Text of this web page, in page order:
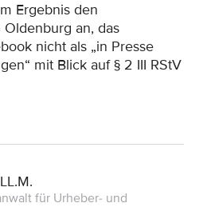
Ergebnis den
an, das
nicht als „in Presse
mit Blick auf § 2 III RStV
für Urheber- und